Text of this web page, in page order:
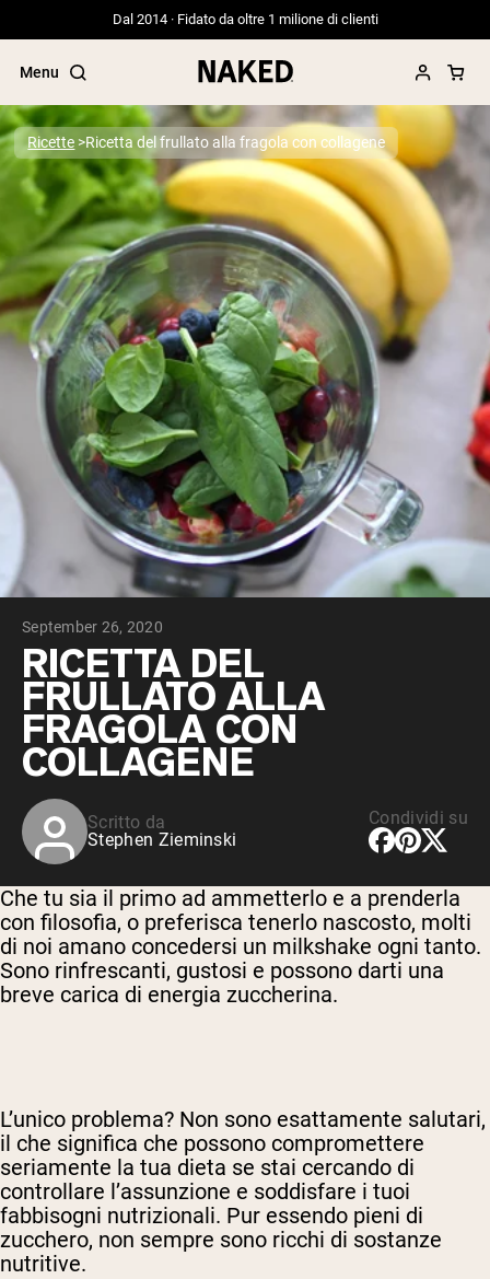
Dal 2014 · Fidato da oltre 1 milione di clienti
Menu
Termini di ricerca popolari
”Protein Powder“
”Overnight Oats“
”Vegan protein“
”Collagen“
”Micellar Casein“
PROTEIN POWDERSBest Seller
Proteina di piselli
Proteine del Siero di Latte da
Allevamento al Pascolo
Peptidi di collagene
Whey al cioccolato da latte di mucche
alimentate a erba
Whey di erba alimentata alla vaniglia
Siero di latte da bovini alimentati a erba
Shop All Protein Powders
VEGAN PROTEINBest Seller
Proteina di piselli
Shop All Vegan Protein
Ricette Ricetta del frullato alla fragola con collagene
September 26, 2020
RICETTA DEL
FRULLATO ALLA
FRAGOLA CON
COLLAGENE
Scritto da
Stephen Zieminski
Condividi su
Che tu sia il primo ad ammetterlo e a prenderla
con filosofia, o preferisca tenerlo nascosto, molti
di noi amano concedersi un milkshake ogni tanto.
Sono rinfrescanti, gustosi e possono darti una
breve carica di energia zuccherina.
L’unico problema? Non sono esattamente salutari,
il che significa che possono compromettere
seriamente la tua dieta se stai cercando di
controllare l’assunzione e soddisfare i tuoi
fabbisogni nutrizionali. Pur essendo pieni di
zucchero, non sempre sono ricchi di sostanze
nutritive.